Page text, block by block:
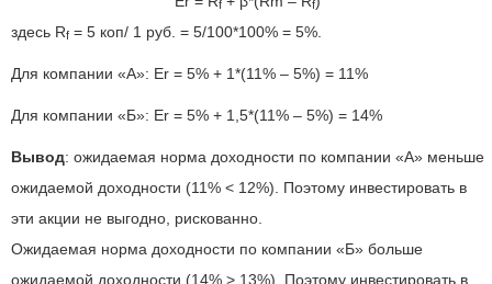
f f
здесь Rf = 5 коп/ 1 руб. = 5/100*100% = 5%.
Для компании «А»: Er = 5% + 1*(11% – 5%) = 11%
Для компании «Б»: Er = 5% + 1,5*(11% – 5%) = 14%
Вывод: ожидаемая норма доходности по компании «А» меньше
ожидаемой доходности (11% < 12%). Поэтому инвестировать в
эти акции не выгодно, рискованно.
Ожидаемая норма доходности по компании «Б» больше
ожидаемой доходности (14% > 13%). Поэтому инвестировать в